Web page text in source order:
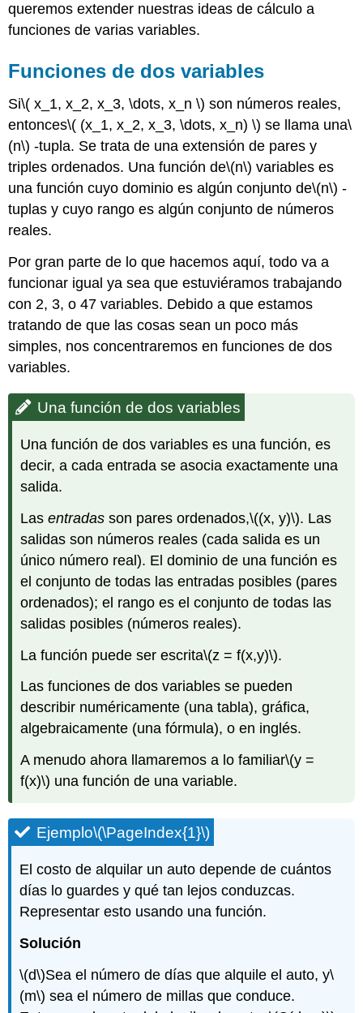
queremos extender nuestras ideas de cálculo a
funciones de varias variables.
Funciones de dos variables
Si\( x_1, x_2, x_3, \dots, x_n \) son números reales,
entonces\( (x_1, x_2, x_3, \dots, x_n) \) se llama una\
(n\) -tupla. Se trata de una extensión de pares y
triples ordenados. Una función de\(n\) variables es
una función cuyo dominio es algún conjunto de\(n\) -
tuplas y cuyo rango es algún conjunto de números
reales.
Por gran parte de lo que hacemos aquí, todo va a
funcionar igual ya sea que estuviéramos trabajando
con 2, 3, o 47 variables. Debido a que estamos
tratando de que las cosas sean un poco más
simples, nos concentraremos en funciones de dos
variables.
Una función de dos variables
Una función de dos variables es una función, es
decir, a cada entrada se asocia exactamente una
salida.
Lasentradas son pares ordenados,\((x, y)\). Las
salidas son números reales (cada salida es un
único número real). El dominio de una función es
el conjunto de todas las entradas posibles (pares
ordenados); el rango es el conjunto de todas las
salidas posibles (números reales).
La función puede ser escrita\(z = f(x,y)\).
Las funciones de dos variables se pueden
describir numéricamente (una tabla), gráfica,
algebraicamente (una fórmula), o en inglés.
A menudo ahora llamaremos a lo familiar\(y =
f(x)\) una función de una variable.
Ejemplo\(\PageIndex{1}\)
El costo de alquilar un auto depende de cuántos
días lo guardes y qué tan lejos conduzcas.
Representar esto usando una función.
Solución
\(d\)Sea el número de días que alquile el auto, y\
(m\) sea el número de millas que conduce.